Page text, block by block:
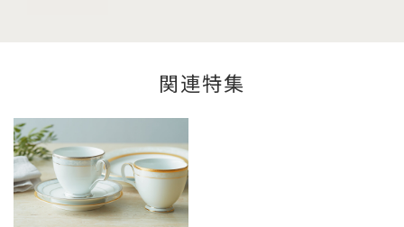
関連特集